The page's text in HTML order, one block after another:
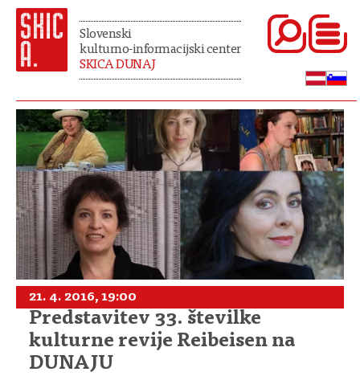
Slovenski
kulturno-informacijski center
SKICA DUNAJ
21. 4. 2016, 19:00
Predstavitev 33. številke
kulturne revije Reibeisen na
DUNAJU